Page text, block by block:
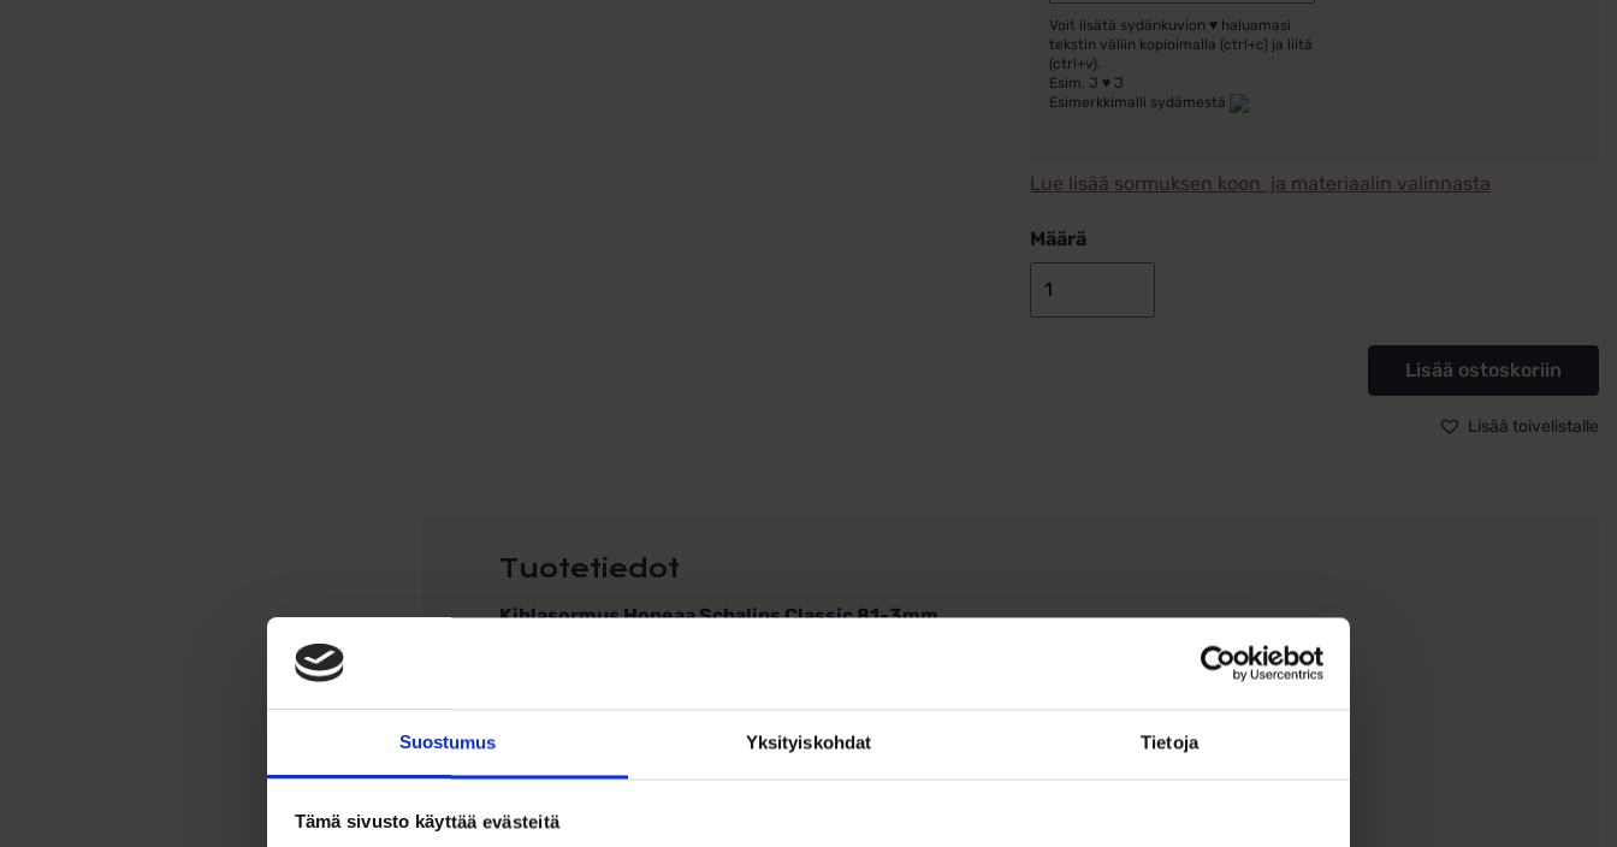
Suostumus Yksityiskohdat Tietoja
Tämä sivusto käyttää evästeitä
Voit lisätä sydänkuvion ♥ haluamasi
tekstin väliin kopioimalla (ctrl+c) ja liitä
(ctrl+v).
Esim. J ♥ J
Esimerkkimalli sydämestä
Lue lisää sormuksen koon ja materiaalin valinnasta
Määrä
Lisää ostoskoriin
Lisää toivelistalle
Tuotetiedot
Kihlasormus Hopeaa Schalins Classic 81-3mm
Korkeus: 1,03mm
Sormuksen saatavuus